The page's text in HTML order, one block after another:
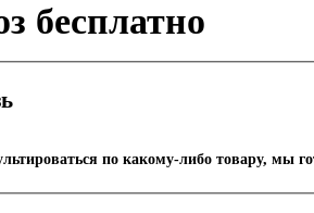
бесплатно
по какому-либо товару, мы